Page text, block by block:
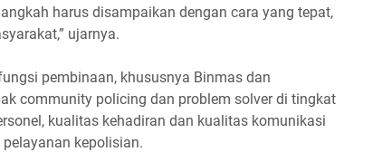
harus disampaikan dengan cara yang tepat,
ujarnya.
pembinaan, khususnya Binmas dan
community policing dan problem solver di tingkat
kualitas kehadiran dan kualitas komunikasi
kepolisian.